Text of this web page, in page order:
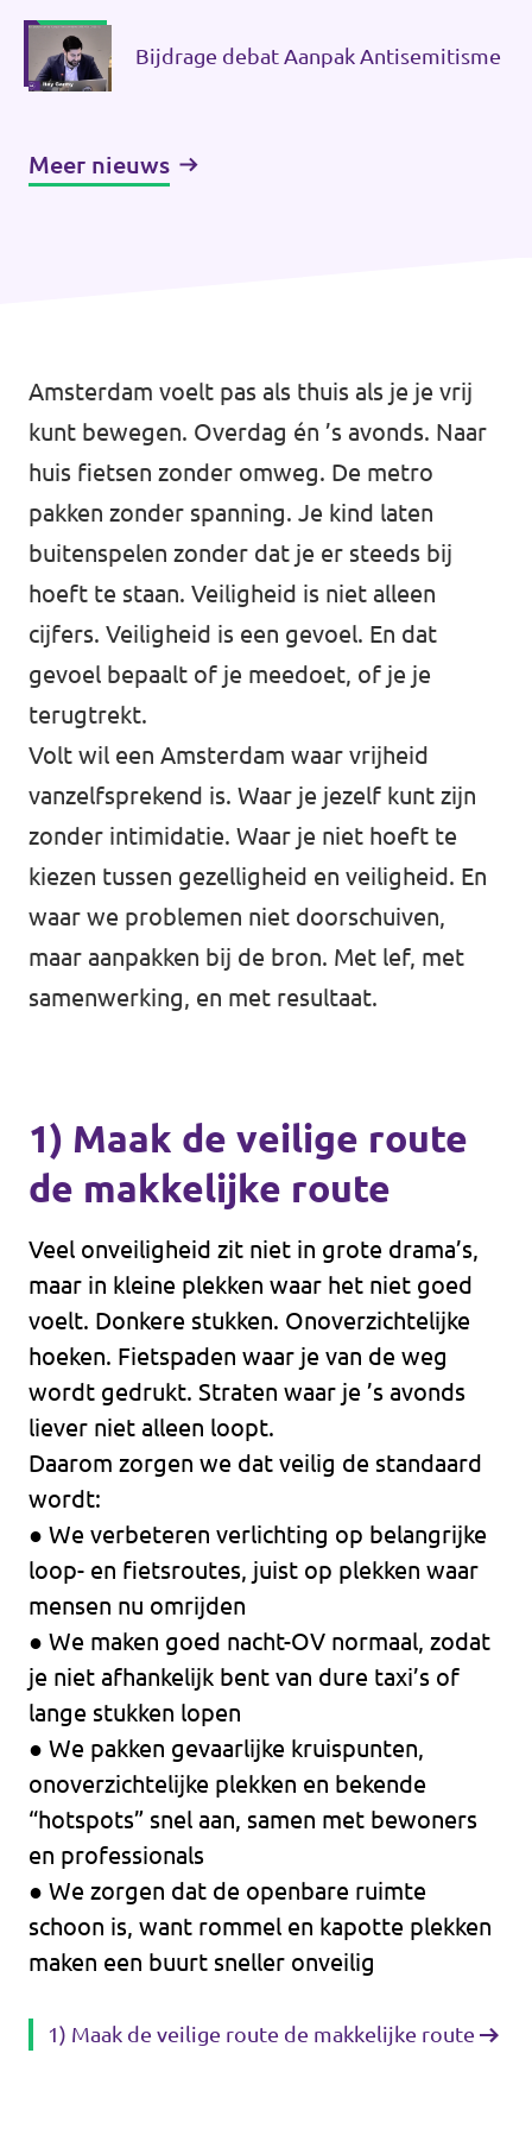
Contact
Amsterdam voelt pas als thuis als je je vrij
kunt bewegen. Overdag én ’s avonds. Naar
huis fietsen zonder omweg. De metro
pakken zonder spanning. Je kind laten
buitenspelen zonder dat je er steeds bij
hoeft te staan. Veiligheid is niet alleen
cijfers. Veiligheid is een gevoel. En dat
gevoel bepaalt of je meedoet, of je je
terugtrekt.
Volt wil een Amsterdam waar vrijheid
vanzelfsprekend is. Waar je jezelf kunt zijn
zonder intimidatie. Waar je niet hoeft te
kiezen tussen gezelligheid en veiligheid. En
waar we problemen niet doorschuiven,
maar aanpakken bij de bron. Met lef, met
samenwerking, en met resultaat.
Bijdrage debat Aanpak Antisemitisme
Meer nieuws
1) Maak de veilige route
de makkelijke route
Veel onveiligheid zit niet in grote drama’s,
maar in kleine plekken waar het niet goed
voelt. Donkere stukken. Onoverzichtelijke
hoeken. Fietspaden waar je van de weg
wordt gedrukt. Straten waar je ’s avonds
liever niet alleen loopt.
Daarom zorgen we dat veilig de standaard
wordt:
● We verbeteren verlichting op belangrijke
loop- en fietsroutes, juist op plekken waar
mensen nu omrijden
● We maken goed nacht-OV normaal, zodat
je niet afhankelijk bent van dure taxi’s of
lange stukken lopen
● We pakken gevaarlijke kruispunten,
onoverzichtelijke plekken en bekende
“hotspots” snel aan, samen met bewoners
en professionals
● We zorgen dat de openbare ruimte
schoon is, want rommel en kapotte plekken
maken een buurt sneller onveilig
1) Maak de veilige route de makkelijke route